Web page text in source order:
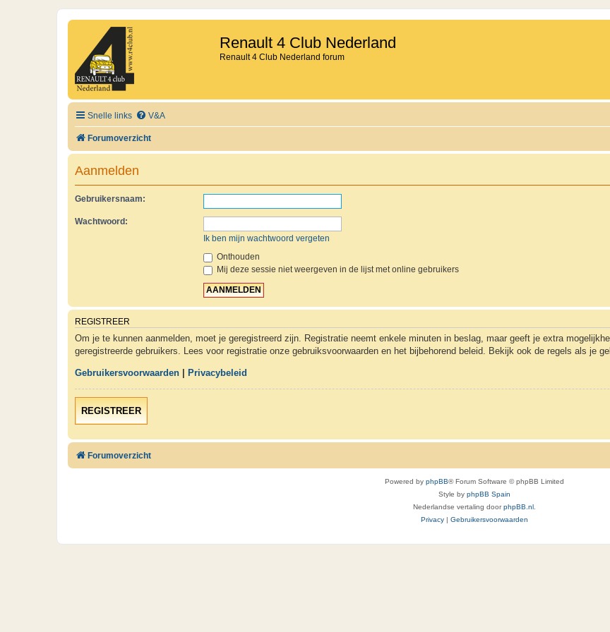
Renault 4 Club Nederland
Renault 4 Club Nederland forum
Snelle links V&A
Forumoverzicht
Aanmelden
Gebruikersnaam:
Wachtwoord:
Ik ben mijn wachtwoord vergeten
Onthouden
Mij deze sessie niet weergeven in de lijst met online gebruikers
REGISTREER
Om je te kunnen aanmelden, moet je geregistreerd zijn. Registratie neemt enkele minuten in beslag, maar geeft je extra
geregistreerde gebruikers. Lees voor registratie onze gebruiksvoorwaarden en het bijbehorend beleid. Bekijk ook de regels als je
Gebruikersvoorwaarden Privacybeleid
REGISTREER
Forumoverzicht
Powered by phpBB® Forum Software © phpBB Limited
Style by phpBB Spain
Nederlandse vertaling doorphpBB.nl .
Privacy
Gebruikersvoorwaarden